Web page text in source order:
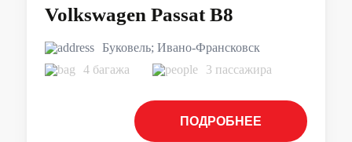
Volkswagen Passat B8
Буковель; Ивано-Франсковск
4 багажа
3 пассажира
ПОДРОБНЕЕ